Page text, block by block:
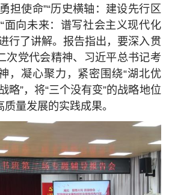
担使命”“历史横轴：建设先行区
面向未来：谱写社会主义现代化
行了讲解。报告指出，要深入贯
次党代会精神、习近平总书记考
，凝心聚力，紧密围绕“湖北优
略”，将“三个没有变”的战略地位
量发展的实践成果。